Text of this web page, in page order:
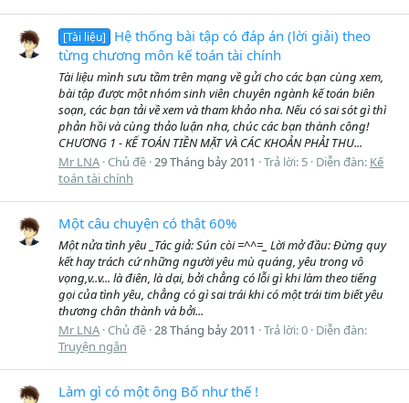
[Tài liệu]
Hệ thống bài tập có đáp án (lời giải) theo
từng chương môn kế toán tài chính
Tài liệu mình sưu tầm trên mạng về gửi cho các bạn cùng xem,
bài tập được một nhóm sinh viên chuyên ngành kế toán biên
soạn, các bạn tải về xem và tham khảo nha. Nếu có sai sót gì thì
phản hồi và cùng thảo luận nha, chúc các bạn thành công!
CHƯƠNG 1 - KẾ TOÁN TIỀN MẶT VÀ CÁC KHOẢN PHẢI THU...
Mr LNA Chủ đề 29 Tháng bảy 2011 Trả lời: 5 Diễn đàn: Kế
toán tài chính
Một câu chuyện có thật 60%
Một nửa tình yêu _Tác giả: Sún còi =^^=_ Lời mở đầu: Đừng quy
kết hay trách cứ những người yêu mù quáng, yêu trong vô
vọng,v..v... là điên, là dại, bởi chẳng có lỗi gì khi làm theo tiếng
gọi của tình yêu, chẳng có gì sai trái khi có một trái tim biết yêu
thương chân thành và bởi...
Mr LNA Chủ đề 28 Tháng bảy 2011 Trả lời: 0 Diễn đàn:
Truyện ngắn
Làm gì có một ông Bố như thế !